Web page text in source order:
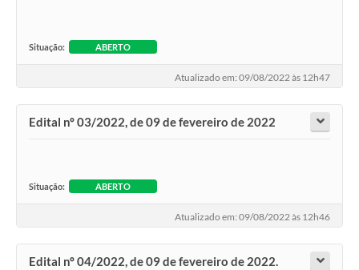
Situação: ABERTO
Atualizado em: 09/08/2022 às 12h47
Edital nº 03/2022, de 09 de fevereiro de 2022
Situação: ABERTO
Atualizado em: 09/08/2022 às 12h46
Edital nº 04/2022, de 09 de fevereiro de 2022.